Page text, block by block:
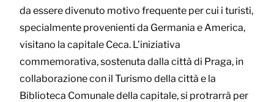
da essere divenuto motivo frequente per cui i turisti,
specialmente provenienti da Germania e America,
visitano la capitale Ceca. L’iniziativa
commemorativa, sostenuta dalla città di Praga, in
collaborazione con il Turismo della città e la
Biblioteca Comunale della capitale, si protrarrà per